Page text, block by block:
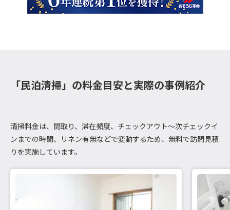
「民泊清掃」の料金目安と実際の事例紹介
清掃料金は、間取り、滞在頻度、チェックアウト～次チェックイ
ンまでの時間、リネン有無などで変動するため、無料で訪問見積
りを実施しています。